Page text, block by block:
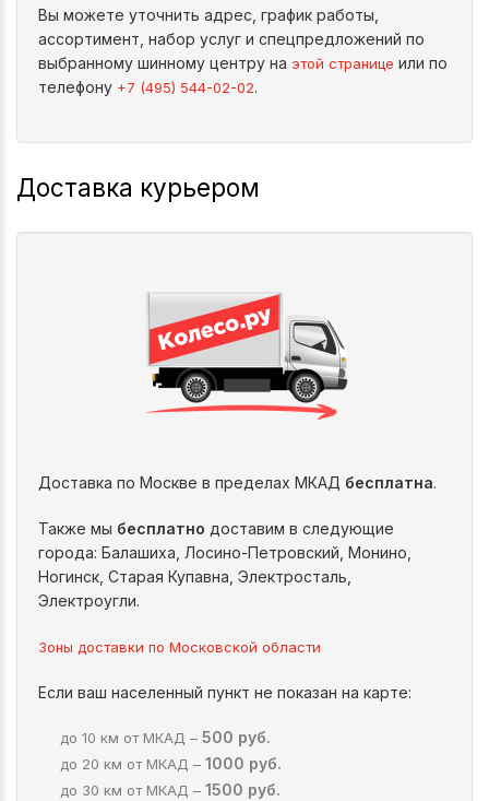
Вы можете уточнить адрес, график работы,
ассортимент, набор услуг и спецпредложений по
выбранному шинному центру на этой странице или по
телефону +7 (495) 544-02-02.
Доставка курьером
Доставка по Москве в пределах МКАД бесплатна.
Также мы бесплатно доставим в следующие
города: Балашиха, Лосино-Петровский, Монино,
Ногинск, Старая Купавна, Электросталь,
Электроугли.
Зоны доставки по Московской области
Если ваш населенный пункт не показан на карте:
до 10 км от МКАД – 500 руб.
до 20 км от МКАД – 1000 руб.
до 30 км от МКАД – 1500 руб.